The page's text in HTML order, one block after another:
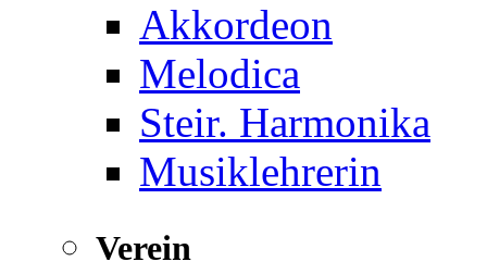
Akkordeon
Melodica
Steir. Harmonika
Musiklehrerin
Verein